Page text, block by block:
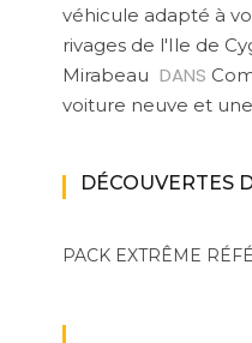
véhicule adapté à
rivages de l'Ile de
Mirabeau DANS
voiture neuve et une
DÉCOUVERTES
PACK EXTRÊME